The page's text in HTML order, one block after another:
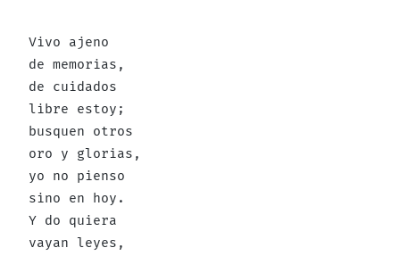
Vivo ajeno
de memorias,
de cuidados
libre estoy;
busquen otros
oro y glorias,
yo no pienso
sino en hoy.
Y do quiera
vayan leyes,